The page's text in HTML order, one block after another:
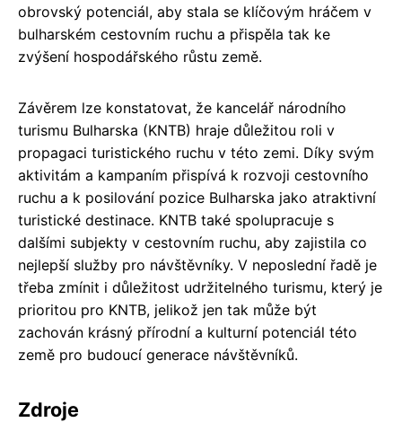
obrovský potenciál, aby stala se klíčovým hráčem v
bulharském cestovním ruchu a přispěla tak ke
zvýšení hospodářského růstu země.
Závěrem lze konstatovat, že kancelář národního
turismu Bulharska (KNTB) hraje důležitou roli v
propagaci turistického ruchu v této zemi. Díky svým
aktivitám a kampaním přispívá k rozvoji cestovního
ruchu a k posilování pozice Bulharska jako atraktivní
turistické destinace. KNTB také spolupracuje s
dalšími subjekty v cestovním ruchu, aby zajistila co
nejlepší služby pro návštěvníky. V neposlední řadě je
třeba zmínit i důležitost udržitelného turismu, který je
prioritou pro KNTB, jelikož jen tak může být
zachován krásný přírodní a kulturní potenciál této
země pro budoucí generace návštěvníků.
Zdroje